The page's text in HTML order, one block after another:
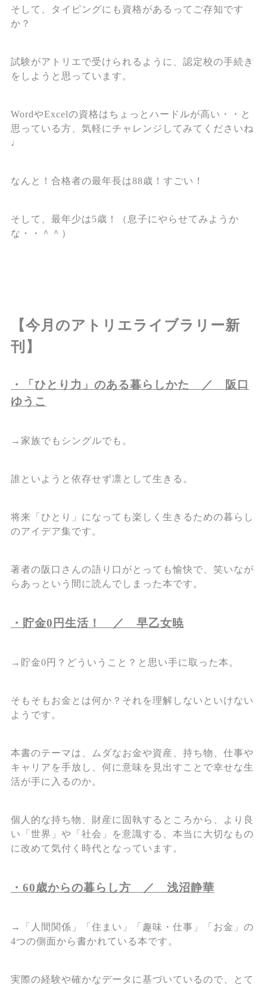
そして、タイピングにも資格があるってご存知です
か？
試験がアトリエで受けられるように、認定校の手続き
をしようと思っています。
WordやExcelの資格はちょっとハードルが高い・・と
思っている方、気軽にチャレンジしてみてくださいね
♩
なんと！合格者の最年長は88歳！すごい！
そして、最年少は5歳！（息子にやらせてみようか
な・・＾＾）
【今月のアトリエライブラリー新
刊】
・「ひとり力」のある暮らしかた ／ 阪口
ゆうこ
→家族でもシングルでも。
誰といようと依存せず凛として生きる。
将来「ひとり」になっても楽しく生きるための暮らし
のアイデア集です。
著者の阪口さんの語り口がとっても愉快で、笑いなが
らあっという間に読んでしまった本です。
・貯金0円生活！ ／ 早乙女暁
→貯金0円？どういうこと？と思い手に取った本。
そもそもお金とは何か？それを理解しないといけない
ようです。
本書のテーマは、ムダなお金や資産、持ち物、仕事や
キャリアを手放し、何に意味を見出すことで幸せな生
活が手に入るのか。
個人的な持ち物、財産に固執するところから、より良
い「世界」や「社会」を意識する、本当に大切なもの
に改めて気付く時代となっています。
・60歳からの暮らし方 ／ 浅沼静華
→「人間関係」「住まい」「趣味・仕事」「お金」の
4つの側面から書かれている本です。
実際の経験や確かなデータに基づいているので、とて